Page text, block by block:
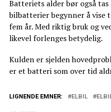
Batteriets alder bør også
bilbatterier begynner å
fem år. Med riktig bruk og
likevel forlenges betydelig.
Kulden er sjelden
er et batteri som over tid
LIGNENDE EMNER: ELBIL